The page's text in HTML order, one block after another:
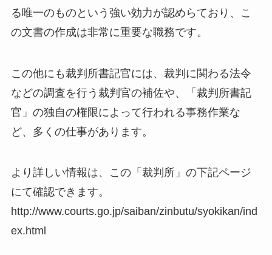
る唯一のものという強い効力が認めらており、こ
の文書の作成は非常に重要な職務です。
この他にも裁判所書記官には、裁判に関わる法令
などの調査を行う裁判官の補佐や、「裁判所書記
官」の独自の権限によって行われる事務作業な
ど、多くの仕事があります。
より詳しい情報は、この「裁判所」の下記ページ
にて確認できます。
http://www.courts.go.jp/saiban/zinbutu/syokikan/ind
ex.html